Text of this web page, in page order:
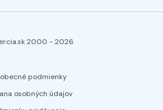
2000 -2026
podmienky
osobných údajov